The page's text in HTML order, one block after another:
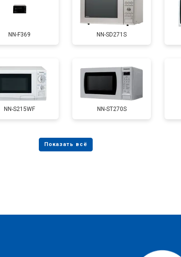
NN-F369 NN-SD271S
NN-S215WF NN-ST270S